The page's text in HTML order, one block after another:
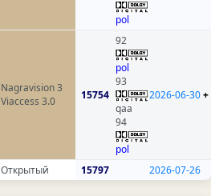
pol
Nagravision 3
Viaccess 3.0
15754
92
pol
93
qaa
94
pol
2026-06-30+
Открытый 15797 2026-07-26